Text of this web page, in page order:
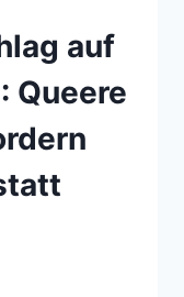
auf
Queere